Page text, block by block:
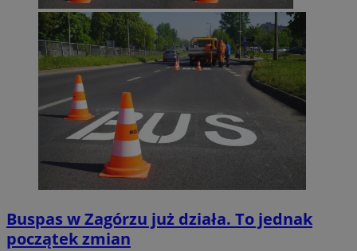
Buspas w Zagórzu już działa. To jednak
początek zmian